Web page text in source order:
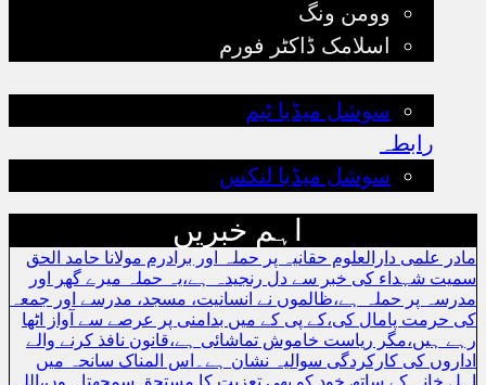
وومن ونگ
اسلامک ڈاکٹر فورم
سوشل میڈیا ٹیم
رابطہ
سوشل میڈیا لنکس
اہم خبریں
مادر علمی دارالعلوم حقانیہ پر حملہ اور برادرم مولانا حامد الحق
سمیت شہداء کی خبر سے دل رنجیدہ ہے،یہ حملہ میرے گھر اور
مدرسہ پر حملہ ہے،ظالموں نے انسانیت، مسجد، مدرسے اور جمعہ
کی حرمت پامال کی،کے پی کے میں بدامنی پر عرصے سے آواز اٹھا
رہے ہیں،مگر ریاست خاموش تماشائی ہے،قانون نافذ کرنے والے
اداروں کی کارکردگی سوالیہ نشان ہے۔اس المناک سانحہ میں
اہل خانہ کے ساتھ خود کو بھی تعزیت کا مستحق سمجھتا ہوں،اللہ